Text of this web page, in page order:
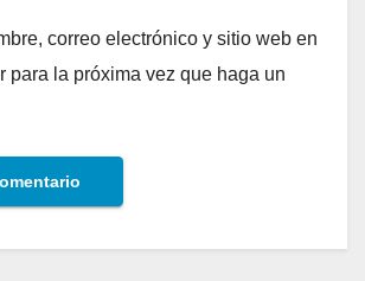
correo electrónico y sitio web en
para la próxima vez que haga un